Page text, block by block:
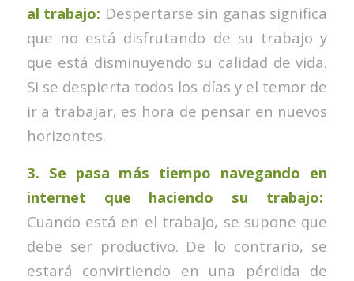
al trabajo: Despertarse sin ganas significa
que no está disfrutando de su trabajo y
que está disminuyendo su calidad de vida.
Si se despierta todos los días y el temor de
ir a trabajar, es hora de pensar en nuevos
horizontes.
3. Se pasa más tiempo navegando en
internet que haciendo su trabajo:
Cuando está en el trabajo, se supone que
debe ser productivo. De lo contrario, se
estará convirtiendo en una pérdida de